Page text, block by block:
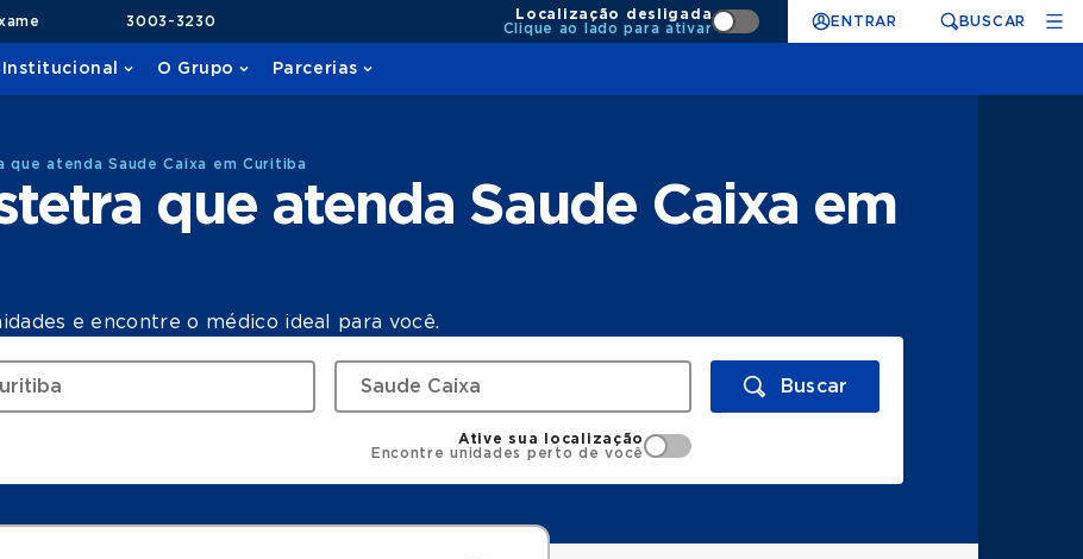
3003-3230
Localização desligada
Clique ao lado para ativar
ENTRAR BUSCAR
Institucional O Grupo Parcerias
que atenda Saude Caixa em Curitiba
que atenda Saude Caixa em
e encontre o médico ideal para você.
Buscar
Ative sua localização
Encontre unidades perto de você